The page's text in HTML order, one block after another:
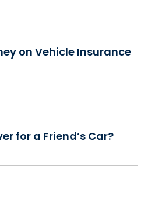
on Vehicle Insurance
for a Friend’s Car?